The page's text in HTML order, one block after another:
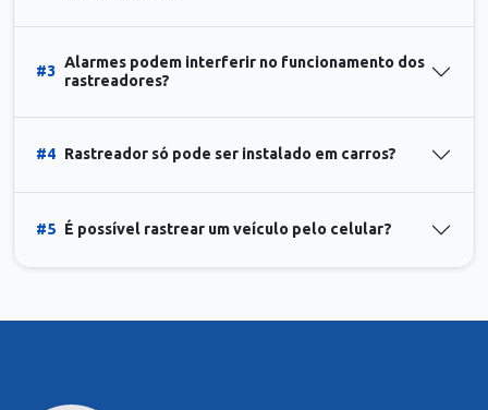
#3
Alarmes podem interferir no funcionamento dos
rastreadores?
#4 Rastreador só pode ser instalado em carros?
#5 É possível rastrear um veículo pelo celular?